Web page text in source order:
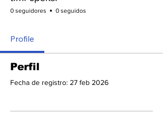
0 seguidores 0 seguidos
Profile
Perfil
Fecha de registro: 27 feb 2026